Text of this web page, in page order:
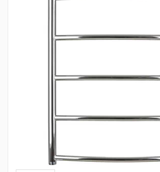
Трубы и фитинги
Полотенцесушители